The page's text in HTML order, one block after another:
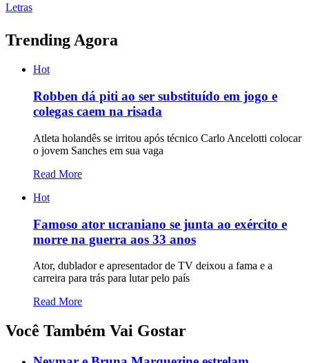
Letras
Trending Agora
Hot
Robben dá piti ao ser substituído em jogo e
colegas caem na risada
Atleta holandês se irritou após técnico Carlo Ancelotti colocar
o jovem Sanches em sua vaga
Read More
Hot
Famoso ator ucraniano se junta ao exército e
morre na guerra aos 33 anos
Ator, dublador e apresentador de TV deixou a fama e a
carreira para trás para lutar pelo país
Read More
Você Também Vai Gostar